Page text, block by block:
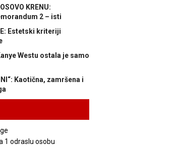
KRENU:
2 – isti
Estetski kriteriji
Westu ostala je samo
Kaotična, zamršena i
1 odraslu osobu